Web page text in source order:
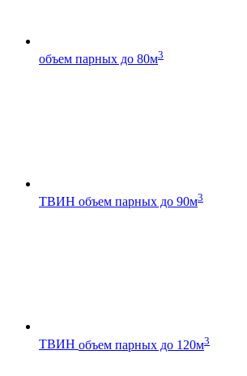
объем парных до 80м3
ТВИН объем парных до 90м3
ТВИН объем парных до 120м3